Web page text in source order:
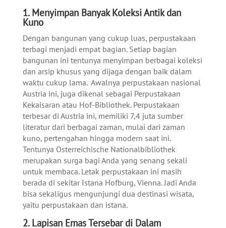
1. Menyimpan Banyak Koleksi Antik dan
Kuno
Dengan bangunan yang cukup luas, perpustakaan
terbagi menjadi empat bagian. Setiap bagian
bangunan ini tentunya menyimpan berbagai koleksi
dan arsip khusus yang dijaga dengan baik dalam
waktu cukup lama. Awalnya perpustakaan nasional
Austria ini, juga dikenal sebagai Perpustakaan
Kekaisaran atau Hof-Bibliothek. Perpustakaan
terbesar di Austria ini, memiliki 7,4 juta sumber
literatur dari berbagai zaman, mulai dari zaman
kuno, pertengahan hingga modern saat ini.
Tentunya Osterreichische Nationalbibliothek
merupakan surga bagi Anda yang senang sekali
untuk membaca. Letak perpustakaan ini masih
berada di sekitar Istana Hofburg, Vienna. Jadi Anda
bisa sekaligus mengunjungi dua destinasi wisata,
yaitu perpustakaan dan istana.
2. Lapisan Emas Tersebar di Dalam